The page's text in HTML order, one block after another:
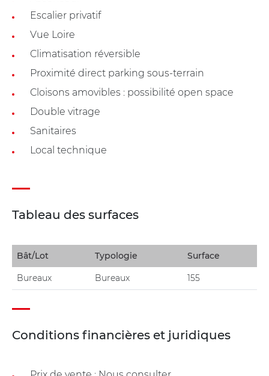
Escalier privatif
Vue Loire
Climatisation réversible
Proximité direct parking sous-terrain
Cloisons amovibles : possibilité open space
Double vitrage
Sanitaires
Local technique
Tableau des surfaces
Bât/Lot Typologie Surface
Bureaux Bureaux 155
Conditions financières et juridiques